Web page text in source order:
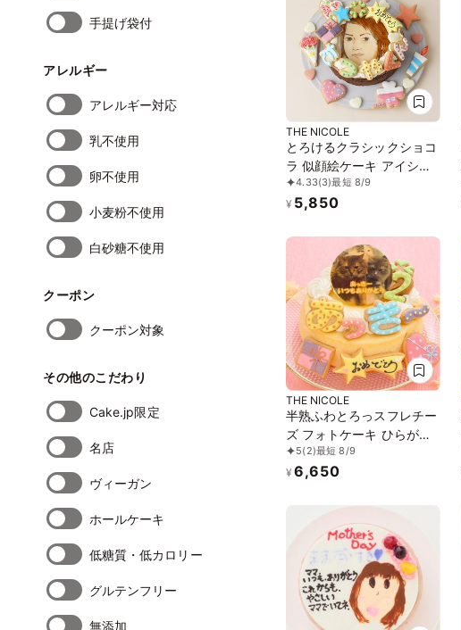
手提げ袋付
アレルギー
アレルギー対応
乳不使用
卵不使用
小麦粉不使用
白砂糖不使用
クーポン
クーポン対象
その他のこだわり
Cake.jp限定
名店
ヴィーガン
ホールケーキ
低糖質・低カロリー
グルテンフリー
無添加
THE NICOLE
とろけるクラシックショコ
ラ 似顔絵ケーキ アイシン
グクッキーケーキ イラス
トケーキ 5号 ギフトに最適
4.33(3)最短 8/9
¥ 5,850
THE NICOLE
半熟ふわとろっスフレチー
ズ フォトケーキ ひらがな
アイシングクッキーケーキ
写真ケーキ 5号 15cm ※ひ
た！ 【お好きなイラスト
も人気です】
5(2)最短 8/9
¥ 6,650